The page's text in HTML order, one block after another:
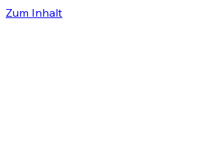
Zum Inhalt